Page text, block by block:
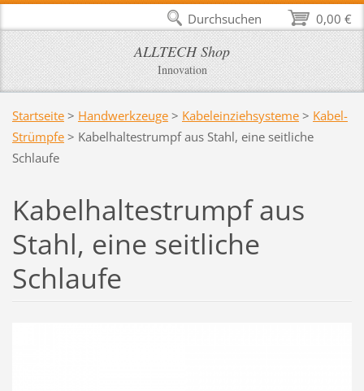
ALLTECH Shop
Innovation
Startseite > Handwerkzeuge > Kabeleinziehsysteme > Kabel-
Strümpfe > Kabelhaltestrumpf aus Stahl, eine seitliche
Schlaufe
Kabelhaltestrumpf aus
Stahl, eine seitliche
Schlaufe
0,00 €
Durchsuchen